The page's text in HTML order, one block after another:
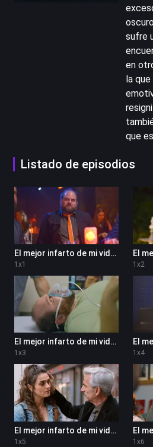
sufre
en
la
que
Listado de episodios
El mejor infarto de mi vida 1x1
1 x1 1 x2
El mejor infarto de mi vida 1x3
1 x3 1 x4
El mejor infarto de mi vida 1x5
1 x5 1 x6